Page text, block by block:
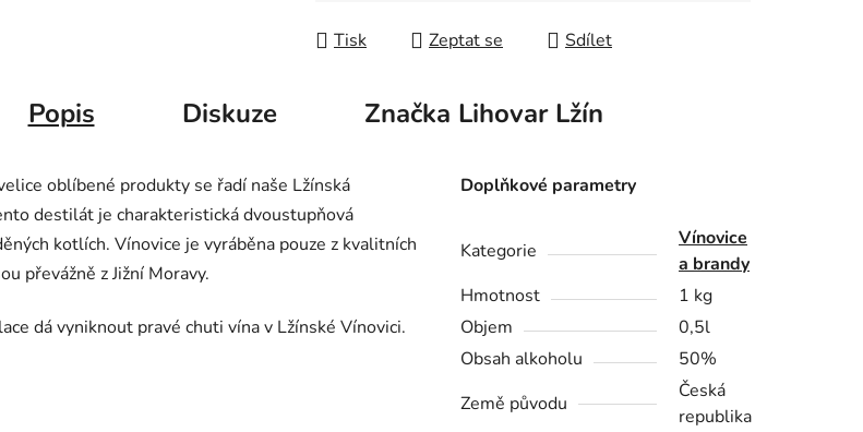
Tisk Zeptat se Sdílet
Popis Diskuze Značka Lihovar Lžín
oblíbené produkty se řadí naše Lžínská
destilát je charakteristická dvoustupňová
kotlích. Vínovice je vyráběna pouze z kvalitních
převážně z Jižní Moravy.
dá vyniknout pravé chuti vína v Lžínské Vínovici.
Doplňkové parametry
Kategorie
Vínovice
a brandy
Hmotnost
1 kg
Objem
0,5l
Obsah alkoholu
50%
Země původu
Česká
republika